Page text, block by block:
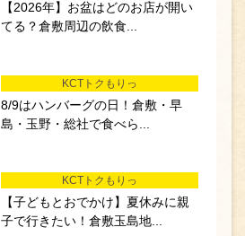
【2026年】お盆はどのお店が開い
てる？倉敷周辺の飲食...
KCTトクもりっ
8/9はハンバーグの日！倉敷・早
島・玉野・総社で食べら...
KCTトクもりっ
【子どもとおでかけ】夏休みに親
子で行きたい！倉敷玉島地...